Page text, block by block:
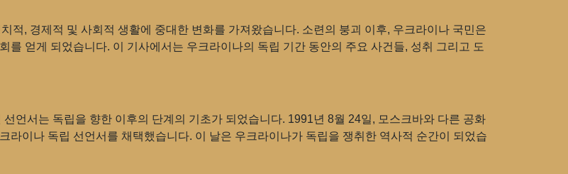
적, 경제적 및 사회적 생활에 중대한 변화를 가져왔습니다. 소련의 붕괴 이후, 우크라이나 국민은
를 얻게 되었습니다. 이 기사에서는 우크라이나의 독립 기간 동안의 주요 사건들, 성취 그리고 도
언서는 독립을 향한 이후의 단계의 기초가 되었습니다. 1991년 8월 24일, 모스크바와 다른 공화
라이나 독립 선언서를 채택했습니다. 이 날은 우크라이나가 독립을 쟁취한 역사적 순간이 되었습